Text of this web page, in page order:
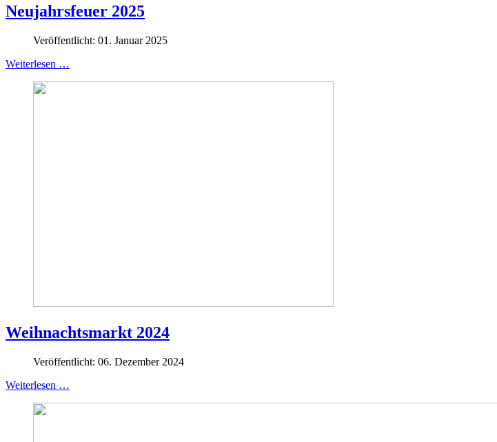
Neujahrsfeuer 2025
Veröffentlicht: 01. Januar 2025
Weiterlesen …
Weihnachtsmarkt 2024
Veröffentlicht: 06. Dezember 2024
Weiterlesen …